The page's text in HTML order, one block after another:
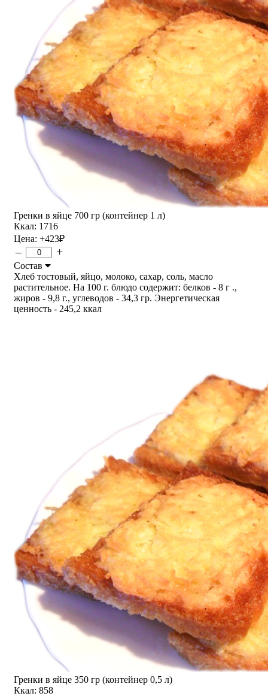
Гренки в яйце 700 гр (контейнер 1 л)
Ккал: 1716
Цена: +423₽
– +
Состав
Хлеб тостовый, яйцо, молоко, сахар, соль, масло
растительное. На 100 г. блюдо содержит: белков - 8 г .,
жиров - 9,8 г., углеводов - 34,3 гр. Энергетическая
ценность - 245,2 ккал
Гренки в яйце 350 гр (контейнер 0,5 л)
Ккал: 858